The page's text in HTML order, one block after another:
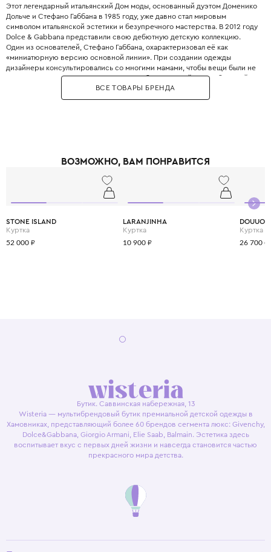
Этот легендарный итальянский Дом моды, основанный дуэтом Доменико
Дольче и Стефано Габбана в 1985 году, уже давно стал мировым
символом итальянской эстетики и безупречного мастерства. В 2012 году
Dolce & Gabbana представили свою дебютную детскую коллекцию.
Один из основателей, Стефано Габбана, охарактеризовал её как
«миниатюрную версию основной линии». При создании одежды
дизайнеры консультировались со многими мамами, чтобы вещи были не
только стильными, но и максимально удобными. Дизайнеры с большой
любовью и вниманием перенесли в детский гардероб все коды
взрослой моды: яркие цветочные принты, благородное кружево,
а главное - сделать его детство по-настоящему незабываемым и
ВСЕ ТОВАРЫ БРЕНДА
ВОЗМОЖНО, ВАМ ПОНРАВИТСЯ
STONE ISLAND
Куртка
52 000 ₽
LARANJINHA
Куртка
10 900 ₽
DOUUOD
Куртка
26 700 ₽
Бутик. Саввинская набережная, 13
Wisteria — мультибрендовый бутик премиальной детской одежды в
Хамовниках, представляющий более 60 брендов сегмента люкс: Givenchy,
Dolce&Gabbana, Giorgio Armani, Elie Saab, Balmain. Эстетика здесь
воспитывает вкус с первых дней жизни и навсегда становится частью
прекрасного мира детства.